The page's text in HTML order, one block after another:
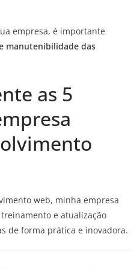
empresa, é importante
manutenibilidade das
as 5
web, minha empresa
e atualização
de forma prática e inovadora.